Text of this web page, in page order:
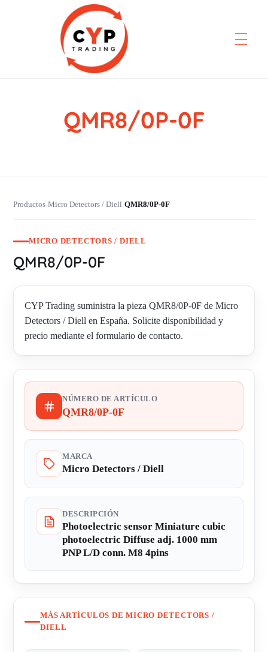
CYP Trading
Professionelle Ersatzteilbeschaffung
QMR8/0P-0F
Productos›Micro Detectors / Diell›QMR8/0P-0F
MICRO DETECTORS / DIELL
QMR8/0P-0F
CYP Trading suministra la pieza QMR8/0P-0F de Micro
Detectors / Diell en España. Solicite disponibilidad y
precio mediante el formulario de contacto.
NÚMERO DE ARTÍCULO
QMR8/0P-0F
MARCA
Micro Detectors / Diell
DESCRIPCIÓN
Photoelectric sensor Miniature cubic
photoelectric Diffuse adj. 1000 mm
PNP L/D conn. M8 4pins
MÁS ARTÍCULOS DE MICRO DETECTORS /
DIELL